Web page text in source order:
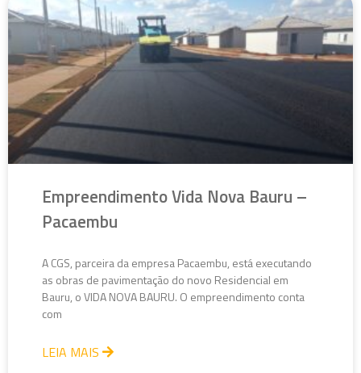
Empreendimento Vida Nova Bauru –
Pacaembu
A CGS, parceira da empresa Pacaembu, está executando
as obras de pavimentação do novo Residencial em
Bauru, o VIDA NOVA BAURU. O empreendimento conta
com
LEIA MAIS